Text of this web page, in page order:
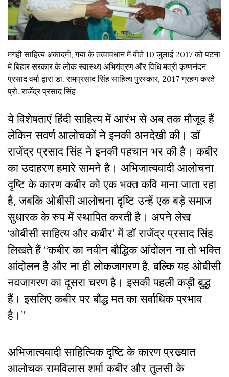
मगही साहित्य अकादमी, गया के तत्वावधान में बीते 10 जुलाई 2017 को पटना
में बिहार सरकार के लोक स्वास्थ्य अभियंत्रण और विधि मंत्री कृष्णनंदन
प्रसाद वर्मा द्वारा डा. रामप्रसाद सिंह साहित्य पुरस्कार, 2017 ग्रहण करते
प्रो. राजेंद्र प्रसाद सिंह
ये विशेषताएं हिंदी साहित्य में आरंभ से अब तक मौजूद हैं
लेकिन सवर्ण आलोचकों ने इनकी अनदेखी की। डॉ
राजेंद्र प्रसाद सिंह ने इनकी पहचान भर की है। कबीर
का उदाहरण हमारे सामने है। अभिजात्यवादी आलोचना
दृष्टि के कारण कबीर को एक भक्त कवि माना जाता रहा
है, जबकि ओबीसी आलोचना दृष्टि उन्हें एक बड़े समाज
सुधारक के रुप में स्थापित करती है। अपने लेख
‘ओबीसी साहित्य और कबीर’ में डॉ राजेंद्र प्रसाद सिंह
लिखते हैं “कबीर का नवीन बौद्धिक आंदोलन ना तो भक्ति
आंदोलन है और ना ही लोकजागरण है, बल्कि यह ओबीसी
नवजागरण का दूसरा चरण है। इसकी पहली कड़ी बुद्ध
हैं। इसलिए कबीर पर बौद्ध मत का सर्वाधिक प्रभाव
है।”
अभिजात्यवादी साहित्यिक दृष्टि के कारण प्रख्यात
आलोचक रामविलास शर्मा कबीर और तुलसी के